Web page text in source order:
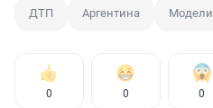
ДТП Аргентина Модели
0 0 0